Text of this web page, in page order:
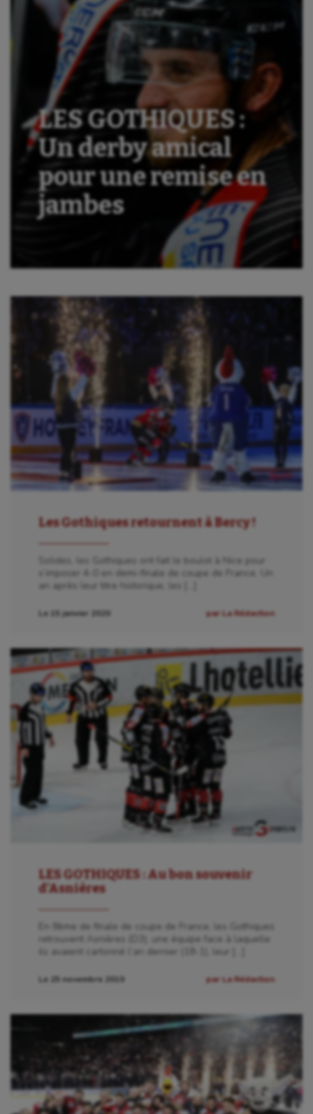
Aéronautique
Athlétisme
Auto
Aviron
Balle à la main
Ballon au poing
Boules lyonnaises
Cheerleading
Course à pied
Crossfit
Cyclisme
Danse
Escrime
Fitness
Football américain
Futsal
Golf
Gymnastique
Gymnastique rythmique
Haltérophilie
Handisport
LES GOTHIQUES :
Un derby amical
pour une remise en
jambes
Les Gothiques retournent à Bercy !
Solides, les Gothiques ont fait le boulot à Nice pour
s’imposer 4-0 en demi-finale de coupe de France. Un
an après leur titre historique, les […]
Le 15 janvier 2020 par La Rédaction
LES GOTHIQUES : Au bon souvenir
d’Asnières
En 8ème de finale de coupe de France, les Gothiques
retrouvent Asnières (D3), une équipe face à laquelle
ils avaient cartonné l’an dernier (18-1), leur […]
Le 25 novembre 2019 par La Rédaction